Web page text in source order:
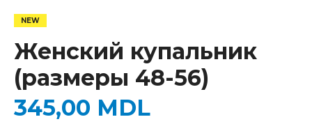
Женский купальник
(размеры 48-56)
345,00 MDL